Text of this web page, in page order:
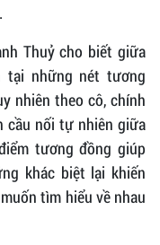
Thuỷ cho biết giữa
tại những nét tương
nhiên theo cô, chính
cầu nối tự nhiên giữa
tương đồng giúp
khác biệt lại khiến
tìm hiểu về nhau